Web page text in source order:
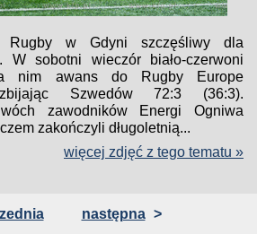
Rugby w Gdyni szczęśliwy dla
W sobotni wieczór biało-czerwoni
nim awans do Rugby Europe
Szwedów 72:3 (36:3).
zawodników Energi Ogniwa
zakończyli długoletnią...
więcej zdjęć z tego tematu »
następna >